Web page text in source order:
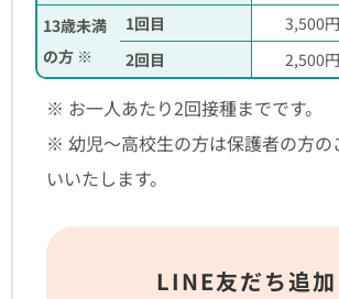
13歳未満
の方 ※
1回目 3,500円
2回目
2,500円
※ お一人あたり2回接種までです。
※ 幼児～高校生の方は保護者の方の
いいたします。
LINE友だち追加